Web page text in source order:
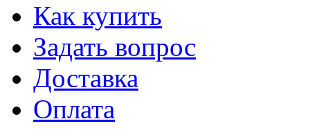
Как купить
Задать вопрос
Доставка
Оплата